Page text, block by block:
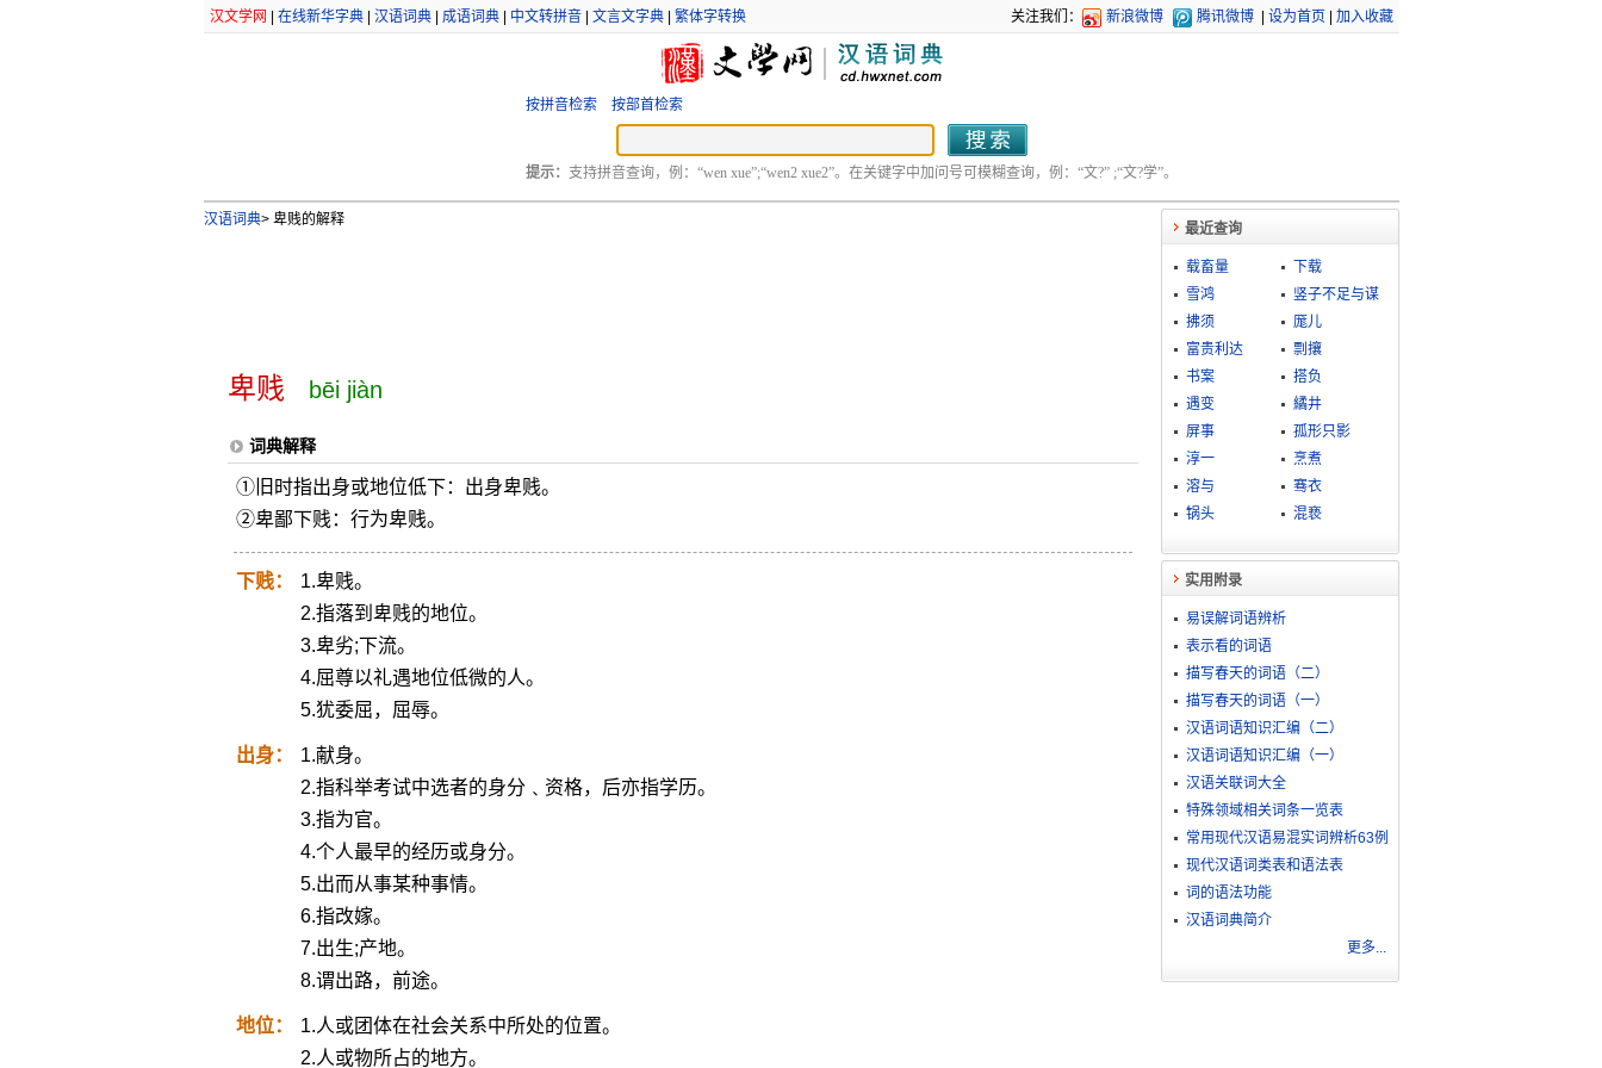
汉文学网 在线新华字典| 汉语词典| 成语词典| 中文转拼音| 文言文字典| 繁体字转换 关注我们： 新浪微博 腾讯微博 设为首页 加入收藏
按拼音检索 按部首检索
提示： 支持拼音查询，例：“wen xue”;“wen2 xue2”。在关键字中加问号可模糊查询，例：“文?” ;“文?学”。
汉语词典>卑贱的解释
卑贱 bēi jiàn
词典解释
①旧时指出身或地位低下：出身卑贱。
②卑鄙下贱：行为卑贱。
下贱：
1.卑贱。
2.指落到卑贱的地位。
3.卑劣;下流。
4.屈尊以礼遇地位低微的人。
5.犹委屈，屈辱。
出身：
1.献身。
2.指科举考试中选者的身分﹑资格，后亦指学历。
3.指为官。
4.个人最早的经历或身分。
5.出而从事某种事情。
6.指改嫁。
7.出生;产地。
8.谓出路，前途。
地位：
1.人或团体在社会关系中所处的位置。
2.人或物所占的地方。
最近查询
载畜量
下载
雪鸿
竖子不足与谋
拂须
厖儿
富贵利达
剽攘
书案
搭负
遇变
繘井
屏事
孤形只影
淳一
烹煮
溶与
骞衣
锅头
混亵
实用附录
易误解词语辨析
表示看的词语
描写春天的词语（二）
描写春天的词语（一）
汉语词语知识汇编（二）
汉语词语知识汇编（一）
汉语关联词大全
特殊领域相关词条一览表
常用现代汉语易混实词辨析63例
现代汉语词类表和语法表
词的语法功能
汉语词典简介
更多...